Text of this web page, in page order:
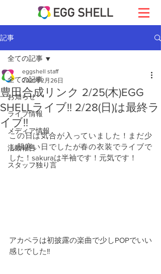
記事
全ての記事
お知らせ
ライブ情報
メディア情報
活動報告
スタッフ独り言
全ての記事
豊田合成リンク 2/25(木)EGG
SHELLライブ!! 2/28(日)は最終ラ
イブ!!
eggshell staff
2021年2月26日
この日は気合が入っていました！まだ少
し肌寒い日でしたが春の衣装でライブで
した！sakuraは半袖です！元気です！
アカペラは初披露の楽曲で少しPOPでいい
感じでした!!